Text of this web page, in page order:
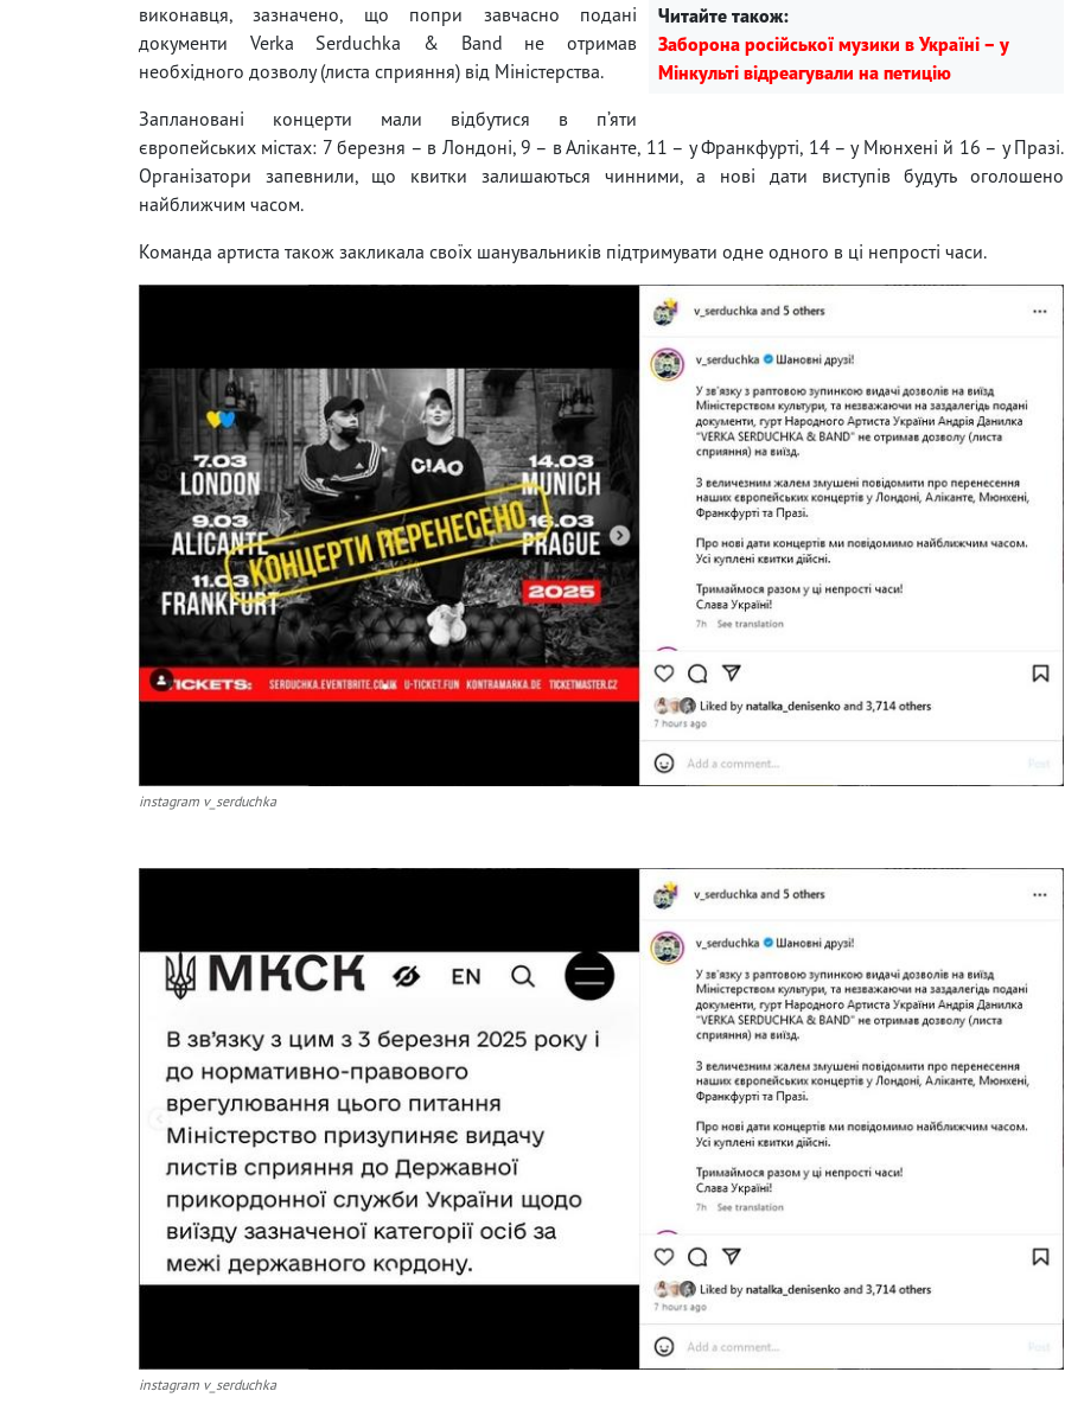
Читайте також:
Заборона російської музики в Україні – у
Мінкульті відреагували на петицію
виконавця, зазначено, що попри завчасно подані
документи Verka Serduchka & Band не отримав
необхідного дозволу (листа сприяння) від Міністерства.
Заплановані концерти мали відбутися в п’яти
європейських містах: 7 березня – в Лондоні, 9 – в Аліканте, 11 – у Франкфурті, 14 – у Мюнхені й 16 – у Празі.
Організатори запевнили, що квитки залишаються чинними, а нові дати виступів будуть оголошено
найближчим часом.
Команда артиста також закликала своїх шанувальників підтримувати одне одного в ці непрості часи.
instagram v_serduchka
instagram v_serduchka